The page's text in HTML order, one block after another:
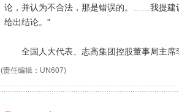
论，并认为不合法，那是错误的。……我提建
给出结论。”
全国人大代表、志高集团控股董事局主席
(责任编辑：UN607)